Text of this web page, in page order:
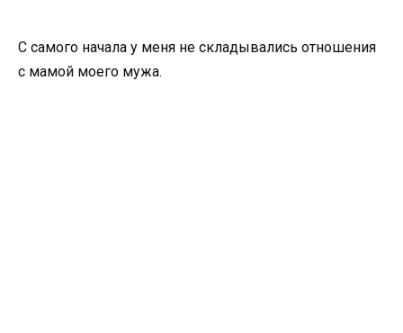
С самого начала у меня не складывались отношения
с мамой моего мужа.